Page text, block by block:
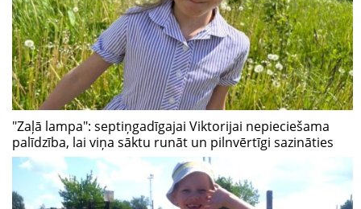
"Zaļā lampa": septiņgadīgajai Viktorijai nepieciešama
palīdzība, lai viņa sāktu runāt un pilnvērtīgi sazināties